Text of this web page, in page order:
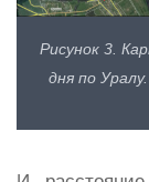
Рисунок 3.
дня по